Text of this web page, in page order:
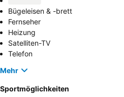
Bügeleisen & -brett
Fernseher
Heizung
Satelliten-TV
Telefon
Mehr
Sportmöglichkeiten